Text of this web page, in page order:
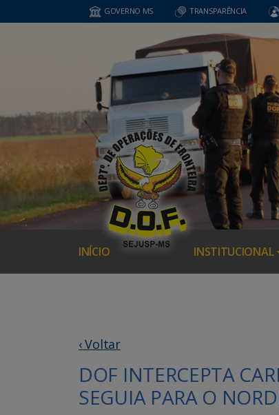
GOVERNO MS TRANSPARÊNCIA
INÍCIO INSTITUCIONAL
‹ Voltar
DOF INTERCEPTA
SEGUIA PARA O